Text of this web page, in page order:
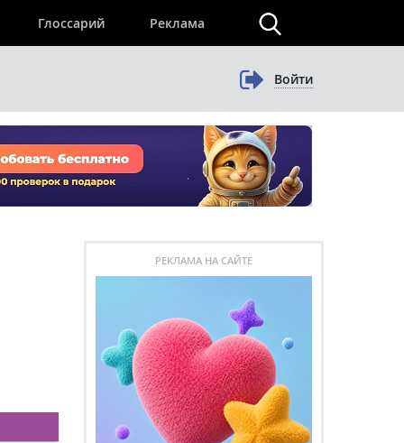
Глоссарий Реклама
Войти
РЕКЛАМА НА САЙТЕ